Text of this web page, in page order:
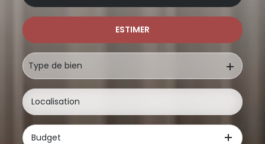
De l'immo pro
ESTIMER
Type de bien
Budget